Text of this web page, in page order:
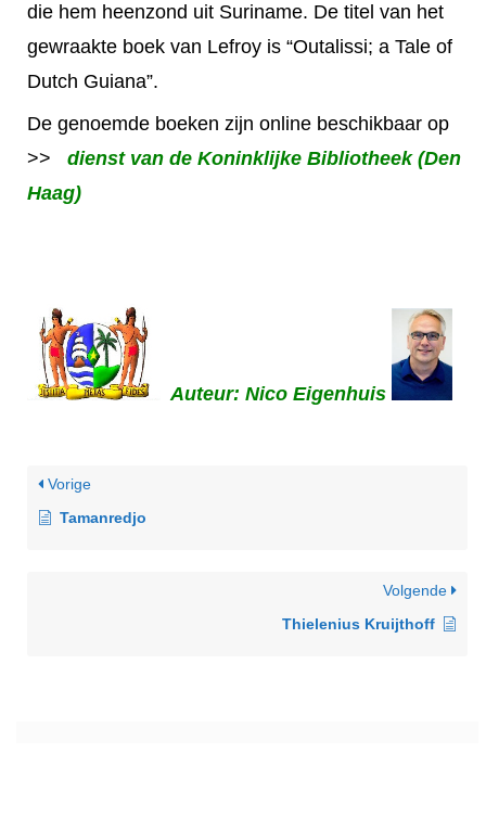
die hem heenzond uit Suriname. De titel van het
gewraakte boek van Lefroy is “Outalissi; a Tale of
Dutch Guiana”.
De genoemde boeken zijn online beschikbaar op
>> dienst van de Koninklijke Bibliotheek (Den
Haag)
Auteur: Nico Eigenhuis
Vorige
Tamanredjo
Volgende
Thielenius Kruijthoff